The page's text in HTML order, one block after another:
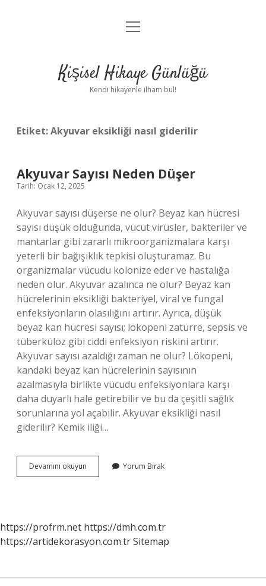
Anasayfa
Yasal Uyarı
menüyü
Kişisel Hikaye Günlüğü
Kendi hikayenle ilham bul!
Etiket:Akyuvar eksikliği nasıl giderilir
Akyuvar Sayısı Neden Düşer
Tarih: Ocak 12, 2025
Akyuvar sayısı düşerse ne olur? Beyaz kan hücresi
sayısı düşük olduğunda, vücut virüsler, bakteriler ve
mantarlar gibi zararlı mikroorganizmalara karşı
yeterli bir bağışıklık tepkisi oluşturamaz. Bu
organizmalar vücudu kolonize eder ve hastalığa
neden olur. Akyuvar azalınca ne olur? Beyaz kan
hücrelerinin eksikliği bakteriyel, viral ve fungal
enfeksiyonların olasılığını artırır. Ayrıca, düşük
beyaz kan hücresi sayısı; lökopeni zatürre, sepsis ve
tüberküloz gibi ciddi enfeksiyon riskini artırır.
Akyuvar sayısı azaldığı zaman ne olur? Lökopeni,
kandaki beyaz kan hücrelerinin sayısının
azalmasıyla birlikte vücudu enfeksiyonlara karşı
daha duyarlı hale getirebilir ve bu da çeşitli sağlık
sorunlarına yol açabilir. Akyuvar eksikliği nasıl
giderilir? Kemik iliği…
Devamını okuyun Akyuvar
Sayısı
Yorum Bırak
https://profrm.net https://dmh.com.tr
https://artidekorasyon.com.trSitemap